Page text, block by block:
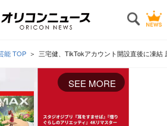
能 TOP 三宅健、TikTokアカウント開設直後に凍結
SEE MORE